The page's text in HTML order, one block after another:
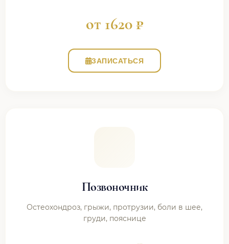
от 1620 ₽
ЗАПИСАТЬСЯ
Позвоночник
Остеохондроз, грыжи, протрузии, боли в шее,
груди, пояснице